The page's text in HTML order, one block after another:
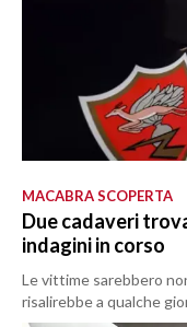
MACABRA SCOPERTA
Due cadaveri
indagini in corso
Le vittime sarebbero
risalirebbe a qualche